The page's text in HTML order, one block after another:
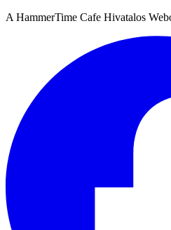
A HammerTime Cafe Hivatalos